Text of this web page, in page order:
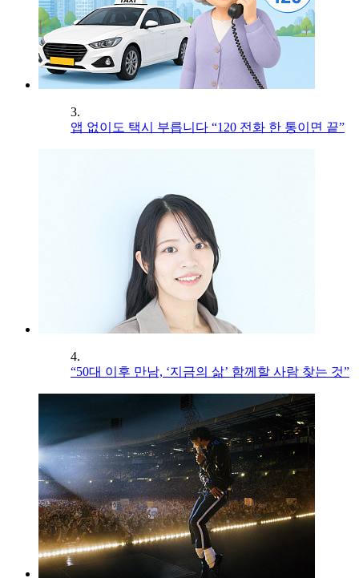
3.
앱 없이도 택시 부릅니다 “120 전화 한 통이면 끝”
4.
“50대 이후 만남, ‘지금의 삶’ 함께할 사람 찾는 것”